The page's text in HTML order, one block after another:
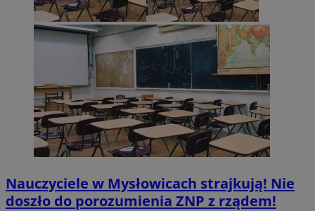
Nauczyciele w Mysłowicach strajkują! Nie
doszło do porozumienia ZNP z rządem!